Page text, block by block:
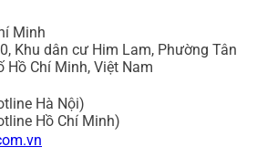
Minh
Khu dân cư Him Lam, Phường Tân
Hồ Chí Minh, Việt Nam
Hà Nội)
Hồ Chí Minh)